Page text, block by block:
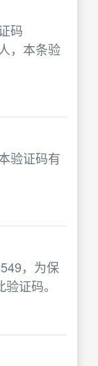
码
，本条验
验证码有
，为保
证码。